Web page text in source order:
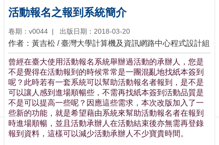
臺
大
首
頁
計
中
首
頁
聯
絡
資
訊
訂
活動報名之報到系統簡介
卷期：v0044 出版日期：2018-03-20
作者：黃吉松 / 臺灣大學計算機及資訊網路中心程式設計組
曾經在臺大使用活動報名系統舉辦過活動的承辦人，您是
不是覺得在活動報到的時候常常是一團混亂地找紙本簽到
呢？此時若有一套系統可以幫助活動報名者報到，是不是
可以讓人感到進場順暢些，不需再找紙本簽到活動品質是
不是可以提高一些呢？因應這些需求，本次改版加入了一
些新的功能，就是希望藉由系統來幫助活動報名者在報到
時進場順暢，並且活動承辦人在活動結束後亦無需再登錄
報到資料，這樣可以減少活動承辦人不少寶貴時間。